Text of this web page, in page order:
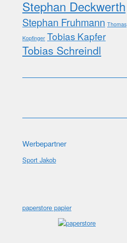
Stephan Deckwerth
Stephan Fruhmann Thomas
Kopfinger Tobias Kapfer
Tobias Schreindl
Werbepartner
Sport Jakob
paperstore papier